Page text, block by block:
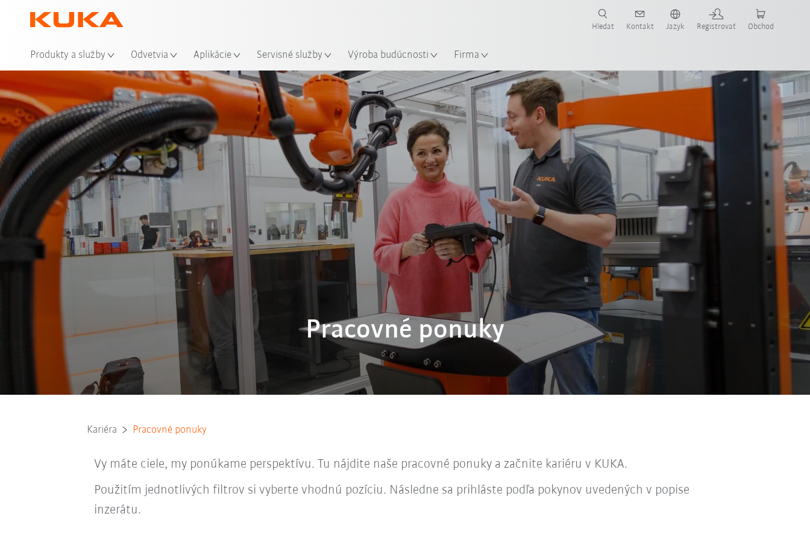
Produkty a služby Odvetvia Aplikácie Servisné služby Výroba budúcnosti Firma
Hledat Kontakt Jazyk Registrovať Obchod
Pracovné ponuky
Kariéra Pracovné ponuky
Vy máte ciele, my ponúkame perspektívu. Tu nájdite naše pracovné ponuky a začnite kariéru v KUKA.
Použitím jednotlivých filtrov si vyberte vhodnú pozíciu. Následne sa prihláste podľa pokynov uvedených v popise
inzerátu.